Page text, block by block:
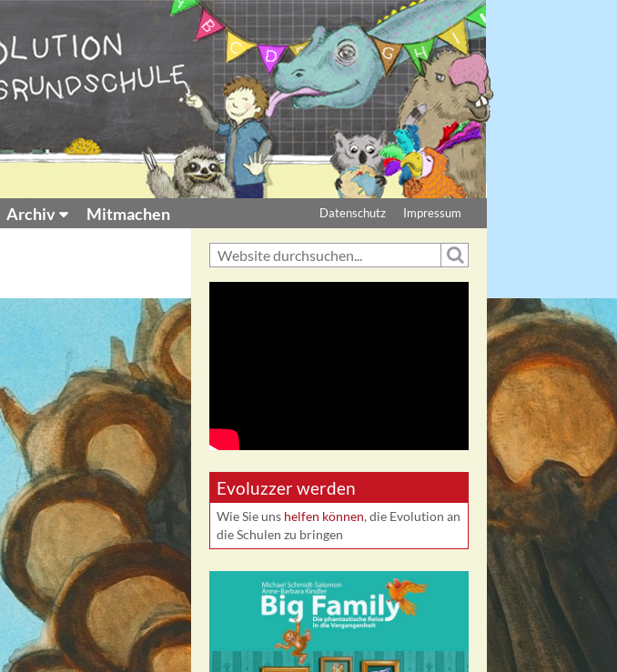
Archiv Mitmachen Datenschutz Impressum
Suchformular
Suche
Evoluzzer werden
Wie Sie uns helfen können, die Evolution an
die Schulen zu bringen